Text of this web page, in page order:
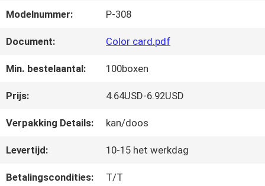
KWALITEITSCONTROLE
CONTACTEER
ONS
NIEUWS
Modelnummer: P-308
Document: Color card.pdf
Min. bestelaantal: 100boxen
Prijs: 4.64USD-6.92USD
Verpakking Details: kan/doos
Levertijd: 10-15 het werkdag
Betalingscondities: T/T